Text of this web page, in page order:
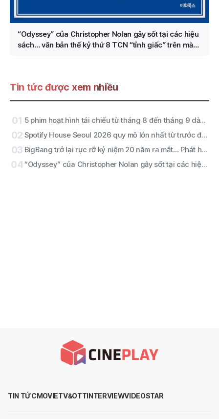
“Odyssey” của Christopher Nolan gây sốt tại các hiệu
sách… văn bản thế kỷ thứ 8 TCN “tỉnh giấc” trên màn
Tin tức được xem nhiều
01 5 phim hoạt hình tái chiếu từ tháng 8 đến tháng 9 dành cho khán giả chưa kịp xem
02 Spotify House Seoul 2026 quy mô lớn nhất từ trước đến nay… tung dàn lineup đẳng cấp với RIIZE, Diplo, JANNABI và nhiều nghệ sĩ khác
03 BigBang trở lại rực rỡ kỷ niệm 20 năm ra mắt… Phát hành ca khúc mới ‘BiiiG’ vào ngày 19 và khởi động dự án hoành tráng ở Jamsil
04 “Odyssey” của Christopher Nolan gây sốt tại các hiệu sách… văn bản thế kỷ thứ 8 TCN “tỉnh giấc” trên màn ảnh
TIN TỨCMOVIETV&OTTINTERVIEWVIDEOSTAR